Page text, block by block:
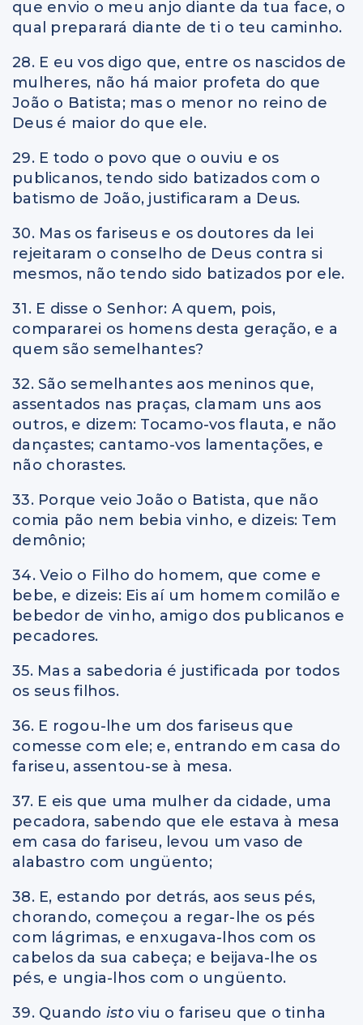
que envio o meu anjo diante da tua face, o
qual preparará diante de ti o teu caminho.
28. E eu vos digo que, entre os nascidos de
mulheres, não há maior profeta do que
João o Batista; mas o menor no reino de
Deus é maior do que ele.
29. E todo o povo que o ouviu e os
publicanos, tendo sido batizados com o
batismo de João, justificaram a Deus.
30. Mas os fariseus e os doutores da lei
rejeitaram o conselho de Deus contra si
mesmos, não tendo sido batizados por ele.
31. E disse o Senhor: A quem, pois,
compararei os homens desta geração, e a
quem são semelhantes?
32. São semelhantes aos meninos que,
assentados nas praças, clamam uns aos
outros, e dizem: Tocamo-vos flauta, e não
dançastes; cantamo-vos lamentações, e
não chorastes.
33. Porque veio João o Batista, que não
comia pão nem bebia vinho, e dizeis: Tem
demônio;
34. Veio o Filho do homem, que come e
bebe, e dizeis: Eis aí um homem comilão e
bebedor de vinho, amigo dos publicanos e
pecadores.
35. Mas a sabedoria é justificada por todos
os seus filhos.
36. E rogou-lhe um dos fariseus que
comesse com ele; e, entrando em casa do
fariseu, assentou-se à mesa.
37. E eis que uma mulher da cidade, uma
pecadora, sabendo que ele estava à mesa
em casa do fariseu, levou um vaso de
alabastro com ungüento;
38. E, estando por detrás, aos seus pés,
chorando, começou a regar-lhe os pés
com lágrimas, e enxugava-lhos com os
cabelos da sua cabeça; e beijava-lhe os
pés, e ungia-lhos com o ungüento.
39. Quando isto viu o fariseu que o tinha